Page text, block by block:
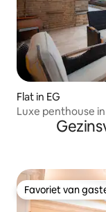
Flat in EG
Luxe penthouse
Favoriet van
Favoriet van